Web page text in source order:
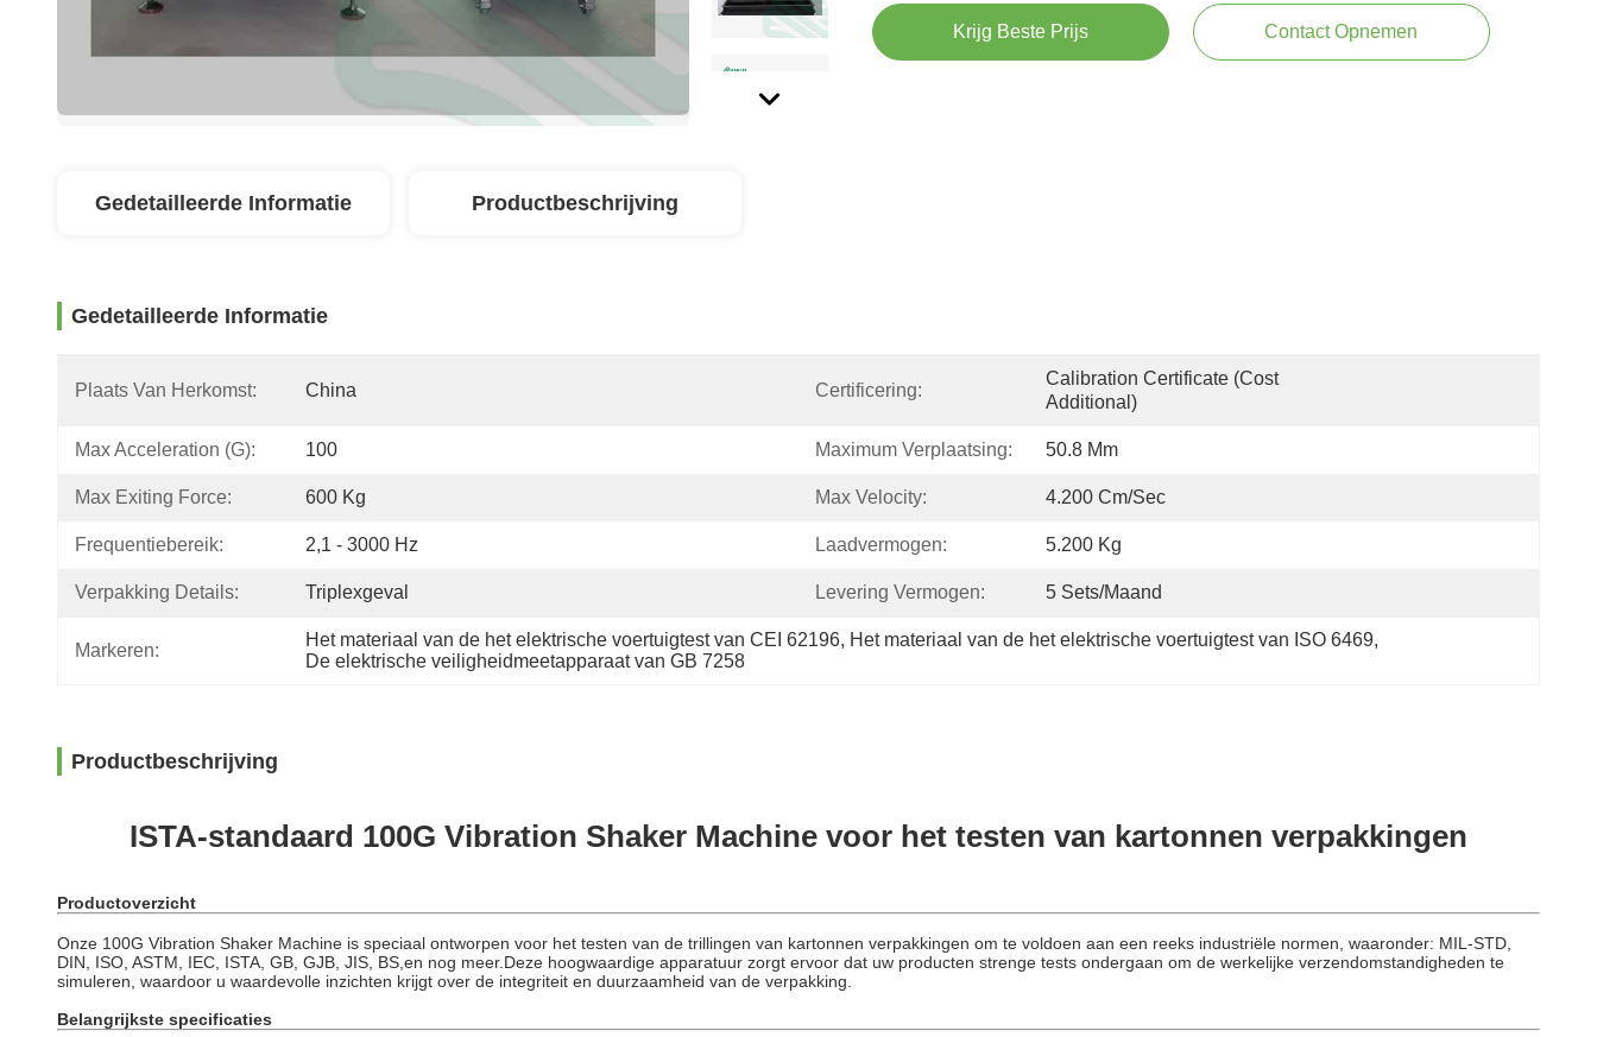
Krijg Beste Prijs Contact Opnemen
Gedetailleerde Informatie Productbeschrijving
Gedetailleerde Informatie
Plaats Van Herkomst: China Certificering:
Calibration Certificate (Cost
Additional)
Max Acceleration (G): 100 Maximum Verplaatsing: 50.8 Mm
Max Exiting Force: 600 Kg Max Velocity: 4.200 Cm/sec
Frequentiebereik: 2,1 - 3000 Hz Laadvermogen: 5.200 Kg
Verpakking Details: Triplexgeval Levering Vermogen: 5 Sets/maand
Markeren:
Het materiaal van de het elektrische voertuigtest van CEI 62196, Het materiaal van de het elektrische voertuigtest van ISO 6469,
De elektrische veiligheidmeetapparaat van GB 7258
Productbeschrijving
ISTA-standaard 100G Vibration Shaker Machine voor het testen van kartonnen verpakkingen
Productoverzicht
Onze 100G Vibration Shaker Machine is speciaal ontworpen voor het testen van de trillingen van kartonnen verpakkingen om te voldoen aan een reeks industriële normen, waaronder: MIL-STD,
DIN, ISO, ASTM, IEC, ISTA, GB, GJB, JIS, BS,en nog meer.Deze hoogwaardige apparatuur zorgt ervoor dat uw producten strenge tests ondergaan om de werkelijke verzendomstandigheden te
simuleren, waardoor u waardevolle inzichten krijgt over de integriteit en duurzaamheid van de verpakking.
Belangrijkste specificaties